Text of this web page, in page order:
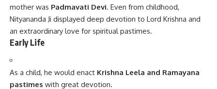
mother was Padmavati Devi. Even from childhood,
Nityananda Ji displayed deep devotion to Lord Krishna and
an extraordinary love for spiritual pastimes.
Early Life
As a child, he would enact Krishna Leela and Ramayana
pastimes with great devotion.